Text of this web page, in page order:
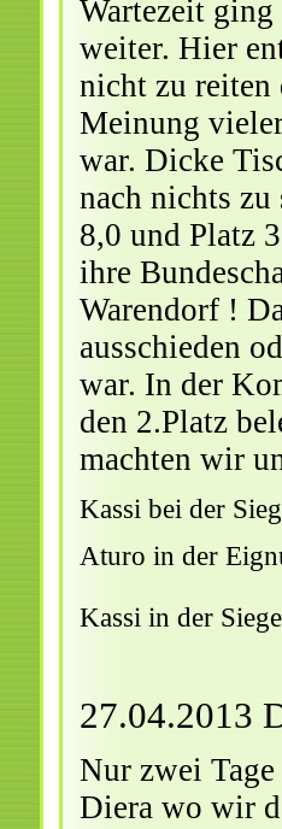
Wartezeit
weiter. Hier
nicht zu reiten
Meinung
war. Dicke
nach nichts zu
8,0 und Platz
ihre
Warendorf !
ausschieden
war. In der
den 2.Platz
machten wir
Kassi bei der
Aturo in der
Kassi in der
27.04.2013
Nur zwei Tage
Diera wo wir